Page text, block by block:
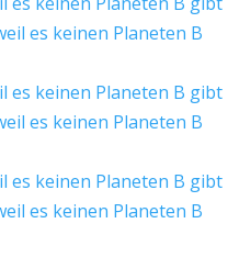
es keinen Planeten B gibt
es keinen Planeten B gibt